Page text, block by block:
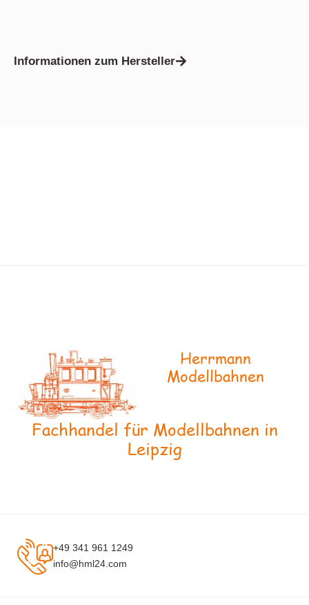
Informationen zum Hersteller
Herrmann
Modellbahnen
Fachhandel für Modellbahnen in
Leipzig
+49 341 961 1249
info@hml24.com